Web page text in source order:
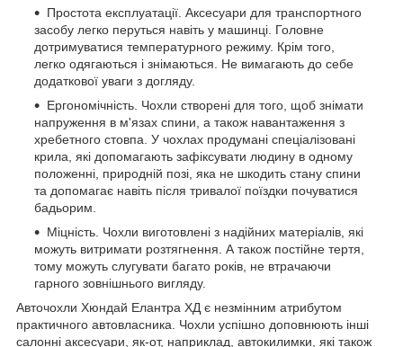
Простота експлуатації. Аксесуари для транспортного
засобу легко перуться навіть у машинці. Головне
дотримуватися температурного режиму. Крім того,
легко одягаються і знімаються. Не вимагають до себе
додаткової уваги з догляду.
Ергономічність. Чохли створені для того, щоб знімати
напруження в м'язах спини, а також навантаження з
хребетного стовпа. У чохлах продумані спеціалізовані
крила, які допомагають зафіксувати людину в одному
положенні, природній позі, яка не шкодить стану спини
та допомагає навіть після тривалої поїздки почуватися
бадьорим.
Міцність. Чохли виготовлені з надійних матеріалів, які
можуть витримати розтягнення. А також постійне тертя,
тому можуть слугувати багато років, не втрачаючи
гарного зовнішнього вигляду.
Авточохли Хюндай Елантра ХД є незмінним атрибутом
практичного автовласника. Чохли успішно доповнюють інші
салонні аксесуари, як-от, наприклад, автокилимки, які також